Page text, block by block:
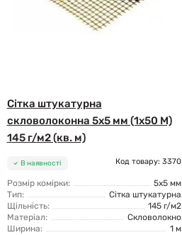
Сітка штукатурна
скловолоконна 5x5 мм (1x50 М)
145 г/м2 (кв. м)
В наявності Код товару: 3370
Розмір комірки:
5x5 мм
Тип:
Сітка штукатурна
Щільність:
145 г/м2
Матеріал:
Скловолокно
Ширина:
1 м